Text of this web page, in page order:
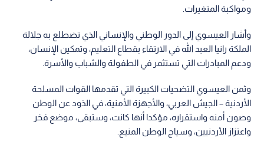
ومواكبة المتغيرات.
وأشار العيسوي إلى الدور الوطني والإنساني الذي تضطلع به جلالة
الملكة رانيا العبد الله في الارتقاء بقطاع التعليم، وتمكين الإنسان،
ودعم المبادرات التي تستثمر في الطفولة والشباب والأسرة.
وثمن العيسوي التضحيات الكبيرة التي تقدمها القوات المسلحة
الأردنية – الجيش العربي، والأجهزة الأمنية، في الذود عن الوطن
وصون أمنه واستقراره، مؤكدا أنها كانت، وستبقى، موضع فخر
واعتزاز الأردنيين، وسياج الوطن المنيع.